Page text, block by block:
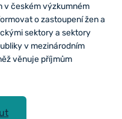
v českém výzkumném
o zastoupení žen a
sektory a sektory
v mezinárodním
věnuje příjmům